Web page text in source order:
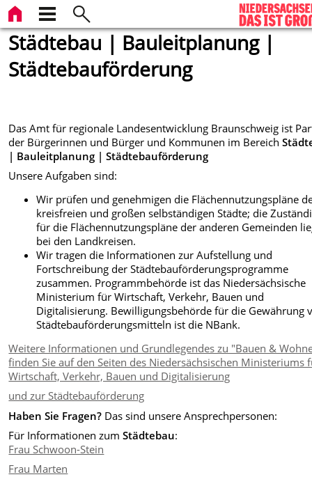
Städtebau | Bauleitplanung |
Städtebauförderung
Das Amt für regionale Landesentwicklung Braunschweig ist
der Bürgerinnen und Bürger und Kommunen im Bereich
| Bauleitplanung | Städtebauförderung
Unsere Aufgaben sind:
Wir prüfen und genehmigen die Flächennutzungspläne
kreisfreien und großen selbständigen Städte; die
für die Flächennutzungspläne der anderen Gemeinden
bei den Landkreisen.
Wir tragen die Informationen zur Aufstellung und
Fortschreibung der Städtebauförderungsprogramme
zusammen. Programmbehörde ist das Niedersächsische
Ministerium für Wirtschaft, Verkehr, Bauen und
Digitalisierung. Bewilligungsbehörde für die Gewährung
Städtebauförderungsmitteln ist die NBank.
Weitere Informationen und Grundlegendes zu "Bauen &
finden Sie auf den Seiten des Niedersächsischen Ministeriums
Wirtschaft, Verkehr, Bauen und Digitalisierung
und zur Städtebauförderung
Haben Sie Fragen? Das sind unsere Ansprechpersonen:
Für Informationen zumStädtebau:
Frau Schwoon-Stein
Frau Marten